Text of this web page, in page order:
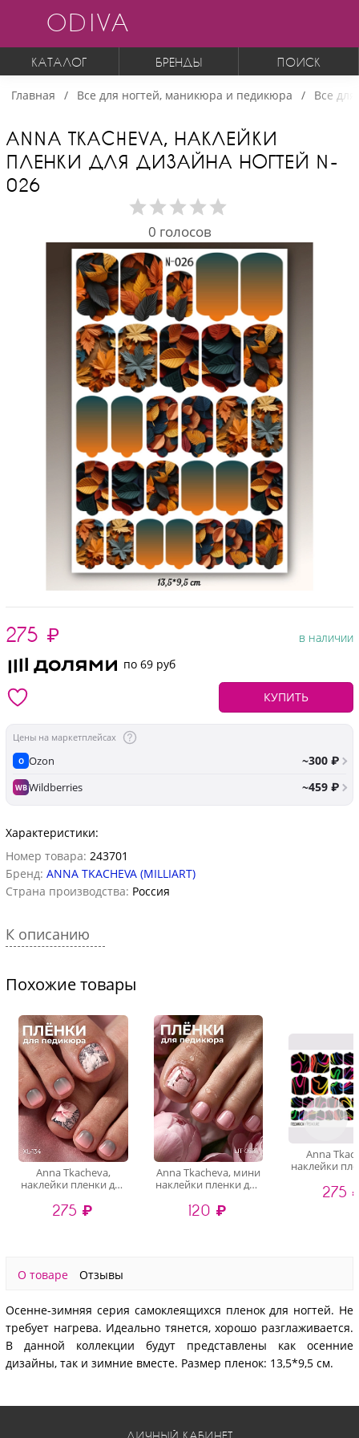
ODIVA
КАТАЛОГ БРЕНДЫ ПОИСК
Главная Все для ногтей, маникюра и педикюра Все
ANNA TKACHEVA, НАКЛЕЙКИ
ПЛЕНКИ ДЛЯ ДИЗАЙНА НОГТЕЙ N-
026
0 голосов
275 ₽
в наличии
по 69 руб
КУПИТЬ
Цены на маркетплейсах
O Ozon ~300 ₽
WBWildberries ~459 ₽
Характеристики:
Номер товара: 243701
Бренд: ANNA TKACHEVA (MILLIART)
Страна производства: Россия
К описанию
Похожие товары
Anna Tkacheva,
наклейки пленки для
275 ₽
Anna Tkacheva, мини
наклейки пленки для
120 ₽
Anna
наклейки
275
О товаре Отзывы
Осенне-зимняя серия самоклеящихся пленок для ногтей. Не
требует нагрева. Идеально тянется, хорошо разглаживается.
В данной коллекции будут представлены как осенние
дизайны, так и зимние вместе. Размер пленок: 13,5*9,5 см.
ЛИЧНЫЙ КАБИНЕТ